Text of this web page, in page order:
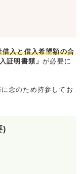
借入と借入希望額の合
入証明書類」が必要に
念のため持参してお
)